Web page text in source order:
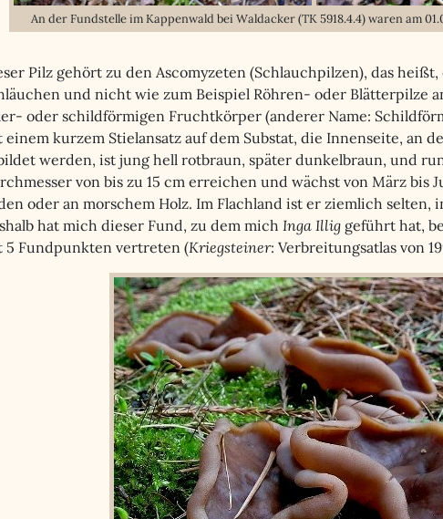
An der Fundstelle im Kappenwald bei Waldacker (TK 5918.4.4) waren am
Pilz gehört zu den Ascomyzeten (Schlauchpilzen), das
und nicht wie zum Beispiel Röhren- oder Blätterpilze
oder schildförmigen Fruchtkörper (anderer Name:
einem kurzem Stielansatz auf dem Substat, die Innenseite, an
werden, ist jung hell rotbraun, später dunkelbraun, und
von bis zu 15 cm erreichen und wächst von März bis
oder an morschem Holz. Im Flachland ist er ziemlich selten,
hat mich dieser Fund, zu dem mich Inga Illiggeführt hat,
5 Fundpunkten vertreten (Kriegsteiner: Verbreitungsatlas von